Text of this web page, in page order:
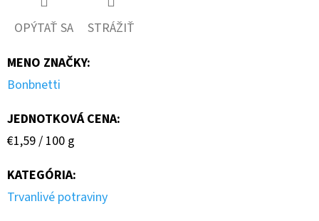
OPÝTAŤ SA
STRÁŽIŤ
MENO ZNAČKY:
Bonbnetti
JEDNOTKOVÁ CENA:
Jednotková
€1,59 / 100 g
KATEGÓRIA:
Trvanlivé potraviny